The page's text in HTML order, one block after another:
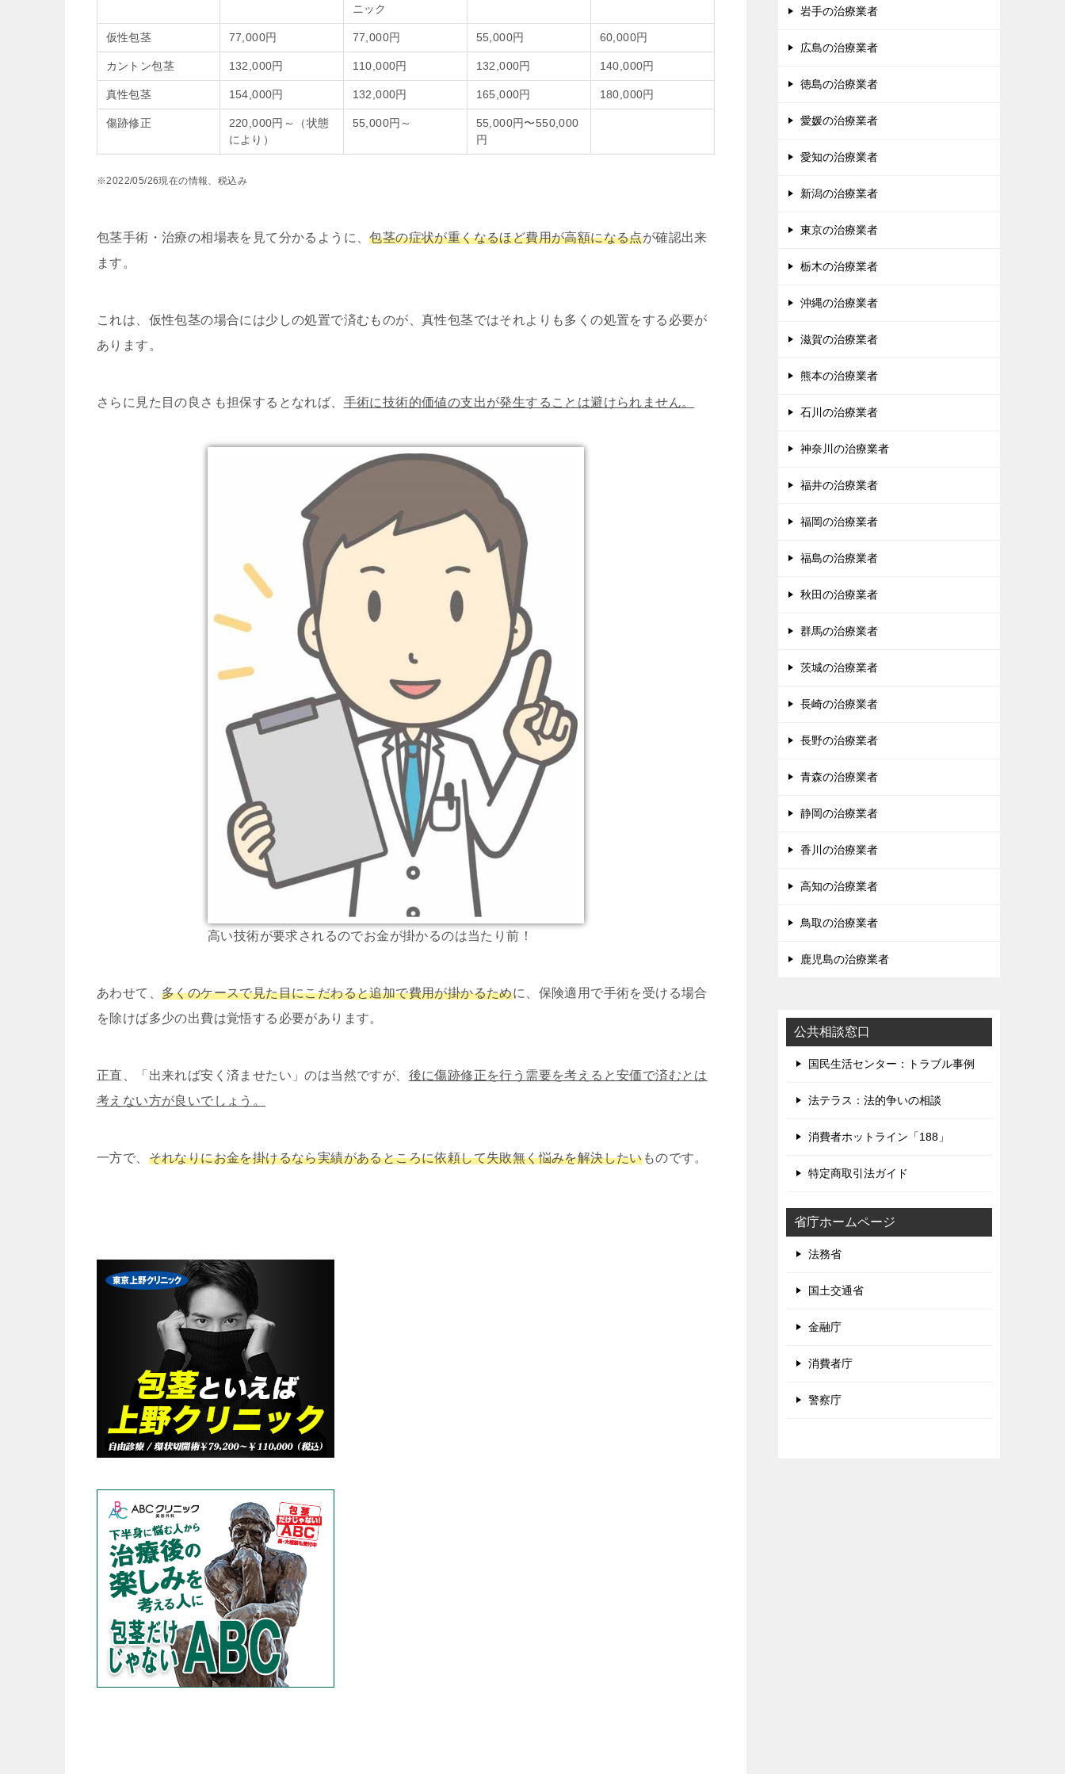
ニック
仮性包茎 77,000円 77,000円 55,000円 60,000円
カントン包茎 132,000円 110,000円 132,000円 140,000円
真性包茎 154,000円 132,000円 165,000円 180,000円
傷跡修正
220,000円～（状態
により）
55,000円～
55,000円〜550,000
円
※2022/05/26現在の情報、税込み
包茎手術・治療の相場表を見て分かるように、包茎の症状が重くなるほど費用が高額になる点が確認出来
ます。
これは、仮性包茎の場合には少しの処置で済むものが、真性包茎ではそれよりも多くの処置をする必要が
あります。
さらに見た目の良さも担保するとなれば、 手術に技術的価値の支出が発生することは避けられません。
高い技術が要求されるのでお金が掛かるのは当たり前！
あわせて、 多くのケースで見た目にこだわると追加で費用が掛かるために、保険適用で手術を受ける場合
を除けば多少の出費は覚悟する必要があります。
正直、「出来れば安く済ませたい」のは当然ですが、 後に傷跡修正を行う需要を考えると安価で済むとは
考えない方が良いでしょう。
一方で、 それなりにお金を掛けるなら実績があるところに依頼して失敗無く悩みを解決したいものです。
岩手の治療業者
広島の治療業者
徳島の治療業者
愛媛の治療業者
愛知の治療業者
新潟の治療業者
東京の治療業者
栃木の治療業者
沖縄の治療業者
滋賀の治療業者
熊本の治療業者
石川の治療業者
神奈川の治療業者
福井の治療業者
福岡の治療業者
福島の治療業者
秋田の治療業者
群馬の治療業者
茨城の治療業者
長崎の治療業者
長野の治療業者
青森の治療業者
静岡の治療業者
香川の治療業者
高知の治療業者
鳥取の治療業者
鹿児島の治療業者
公共相談窓口
国民生活センター：トラブル事例
法テラス：法的争いの相談
消費者ホットライン「188」
特定商取引法ガイド
省庁ホームページ
法務省
国土交通省
金融庁
消費者庁
警察庁